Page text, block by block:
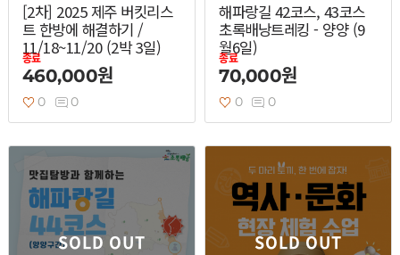
[2차] 2025 제주 버킷리스
트 한방에 해결하기 /
11/18~11/20 (2박 3일)
종료
460,000원
0 0
해파랑길 42코스, 43코스
초록배낭트레킹 - 양양 (9
월6일)
종료
70,000원
0 0
SOLD OUT SOLD OUT